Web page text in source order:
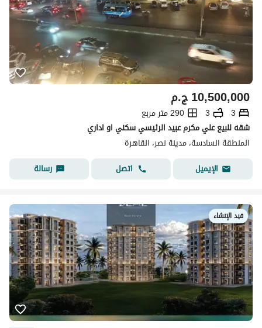
ج.م10,500,000
3
3
290 متر مربع
شقه للبيع علي مكرم عبيد الرئيسي سكني او اداري
المنطقة السادسة، مدينة نصر، القاهرة
الإيميل
اتصل رسالة
قيد الإنشاء